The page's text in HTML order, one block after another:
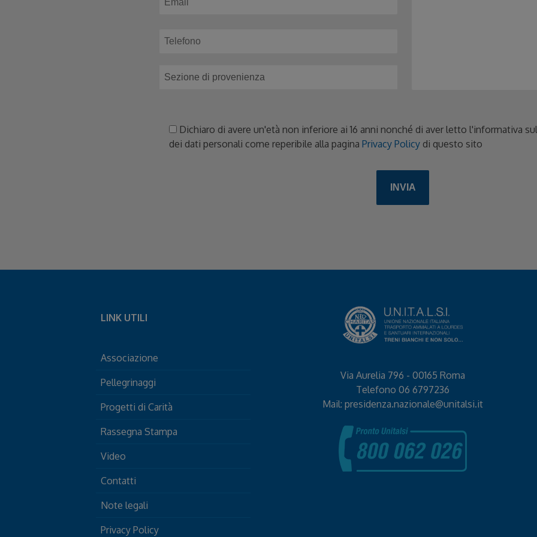
Dichiaro di avere un'età non inferiore ai 16 anni nonché di aver letto l'informativa
dei dati personali come reperibile alla pagina Privacy Policy di questo sito
LINK UTILI
Associazione
Pellegrinaggi
Progetti di Carità
Rassegna Stampa
Video
Contatti
Note legali
Privacy Policy
Via Aurelia 796 - 00165 Roma
Telefono 06 6797236
Mail: presidenza.nazionale@unitalsi.it